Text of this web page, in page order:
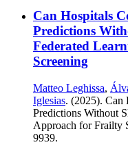
Can Hospitals
Predictions
Federated
Screening
Matteo Leghissa,
Iglesias. (2025). Can
Predictions Without
Approach for Frailty
9939.